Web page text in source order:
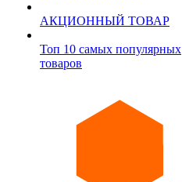
АКЦИОННЫЙ ТОВАР
Топ 10 самых популярных
товаров